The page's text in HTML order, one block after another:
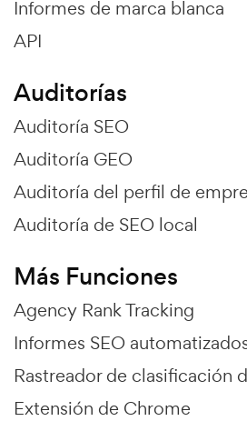
Informes de marca blanca
API
Auditorías
Auditoría SEO
Auditoría GEO
Auditoría del perfil de
Auditoría de SEO local
Más Funciones
Agency Rank Tracking
Informes SEO
Rastreador de clasificación
Extensión de Chrome